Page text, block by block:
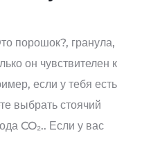
порошок?, гранула,
он чувствителен к
если у тебя есть
выбрать стоячий
CO₂.. Если у вас